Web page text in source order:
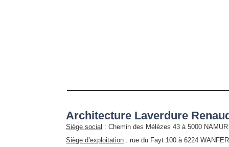
Architecture Laverdure
Siège social : Chemin des Mélèzes 43 à 5000 NAMUR
Siège d’exploitation : rue du Fayt 100 à 6224